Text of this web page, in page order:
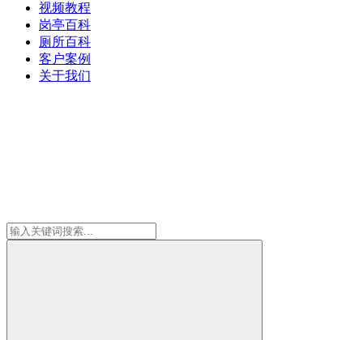
视频教程
岗亭百科
厕所百科
客户案例
关于我们